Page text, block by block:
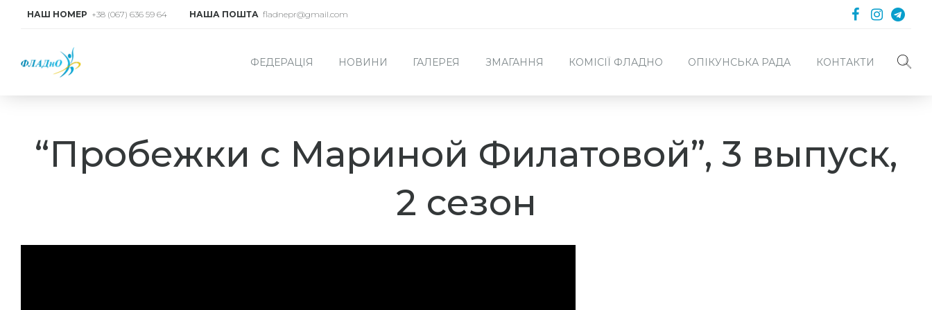
НАШ НОМЕР +38 (067) 636 59 64 НАША ПОШТА fladnepr@gmail.com
ФЕДЕРАЦІЯ НОВИНИ ГАЛЕРЕЯ ЗМАГАННЯ КОМІСІЇ ФЛАДНО ОПІКУНСЬКА РАДА КОНТАКТИ
“Пробежки с Мариной Филатовой”, 3 выпуск,
2 сезон